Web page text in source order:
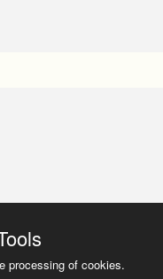
processing of cookies.